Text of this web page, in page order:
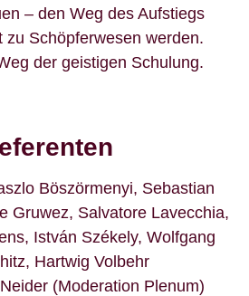
– den Weg des Aufstiegs
zu Schöpferwesen werden.
der geistigen Schulung.
Böszörmenyi, Sebastian
Gruwez, Salvatore Lavecchia,
, István Székely, Wolfgang
, Hartwig Volbehr
(Moderation Plenum)